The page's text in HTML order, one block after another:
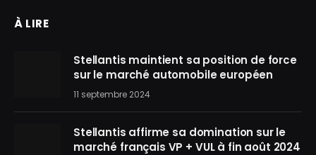
À LIRE
Stellantis maintient sa position de force
sur le marché automobile européen
11 septembre 2024
Stellantis affirme sa domination sur le
marché français VP + VUL à fin août 2024